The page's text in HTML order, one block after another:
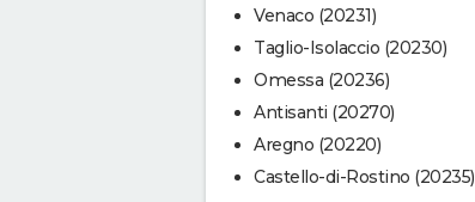
Venaco (20231)
Taglio-Isolaccio (20230)
Omessa (20236)
Antisanti (20270)
Aregno (20220)
Castello-di-Rostino (20235)